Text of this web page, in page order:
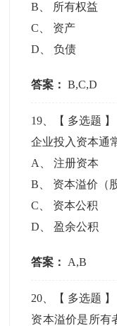
B
所有权益
C
资产
D 、负债
答案： B,C,D
19 、【 多选题 】
企业投入资本通
A
、注册资本
B
资本溢价（
C
资本公积
D 、盈余公积
答案： A,B
20 、【 多选题 】
资本溢价是所